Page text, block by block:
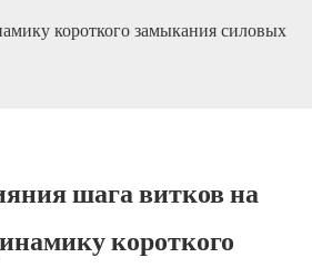
короткого замыкания силовых
шага витков на
короткого